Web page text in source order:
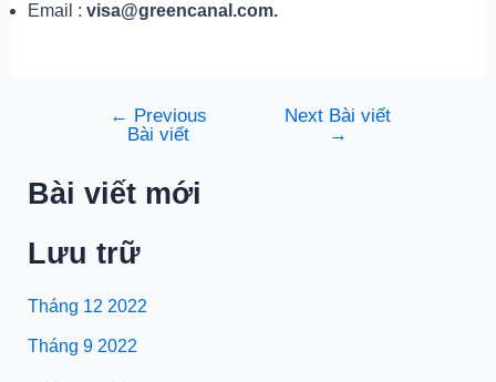
Email : visa@greencanal.com.
viết
← Previous
Bài viết
Next Bài viết
→
Bài viết mới
Lưu trữ
Tháng 12 2022
Tháng 9 2022